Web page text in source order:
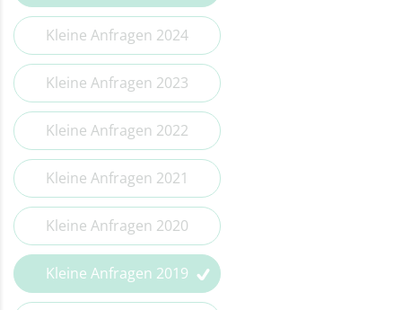
Kleine Anfragen 2014
Kleine Anfragen 2024
Kleine Anfragen 2023
Kleine Anfragen 2022
Kleine Anfragen 2021
Kleine Anfragen 2020
Kleine Anfragen 2019